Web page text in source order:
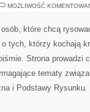
MOŻLIWOŚĆ
osób, które chcą
tych, którzy kochają
Strona prowadzi
tematy
i Podstawy